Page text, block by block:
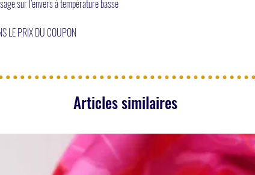
sur l’envers à température basse
LE PRIX DU COUPON
Articles similaires